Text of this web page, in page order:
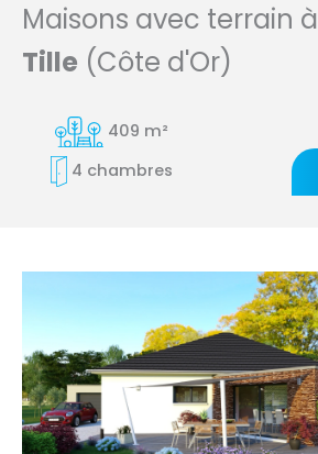
Maisons avec terrain à
Tille (Côte d'Or)
409 m²
4 chambres